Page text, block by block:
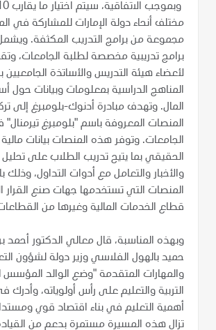
مختلف أنحاء دولة الإمارات للمشاركة في
مجموعة من برامج التدريب المكثفة.
برامج تدريبية مخصصة لطلبة الجامعات،
لأعضاء هيئة التدريس والأساتذة الجامعيين
المناهج الدراسية بمعلومات وبيانات حول
المنصات المعروفة باسم "بلومبرغ
الجامعات. وتوفر هذه المنصات بيانات
الحقيقي بما يتيح تدريب الطلاب على تحليل
والأخبار والتعامل مع أدوات التداول،
المنصات التي تستخدمها جهات صنع القرار
قطاع الخدمات المالية وغيرها من
وبهذه المناسبة، قال معالي الدكتور أحمد
حميد بالهول الفلاسي وزير دولة لشؤون
والمهارات المتقدمة "وضع الوالد المؤسس
التربية والتعليم على رأس أولوياته،
أهمية التعليم في بناء اقتصاد قوي
تزال هذه المسيرة مستمرة بدعم من